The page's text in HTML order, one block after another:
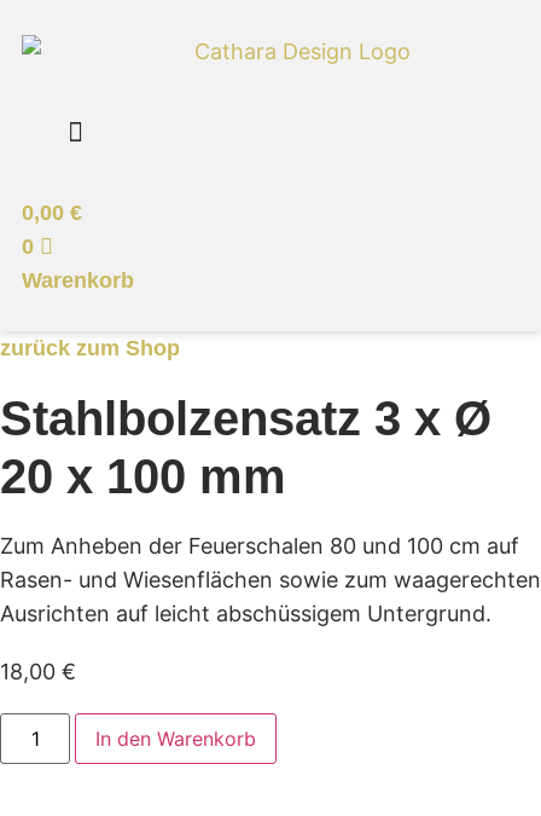
Inhalt
0,00 €
0
Warenkorb
zurück zum Shop
Stahlbolzensatz 3 x Ø
20 x 100 mm
Zum Anheben der Feuerschalen 80 und 100 cm auf
Rasen- und Wiesenflächen sowie zum waagerechten
Ausrichten auf leicht abschüssigem Untergrund.
18,00 €
Stahlbolzensatz
x
In den Warenkorb